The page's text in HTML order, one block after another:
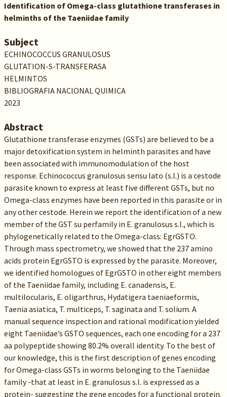
Identification of Omega-class glutathione transferases in
helminths of the Taeniidae family
Subject
ECHINOCOCCUS GRANULOSUS
GLUTATION-S-TRANSFERASA
HELMINTOS
BIBLIOGRAFIA NACIONAL QUIMICA
2023
Abstract
Glutathione transferase enzymes (GSTs) are believed to be a
major detoxification system in helminth parasites and have
been associated with immunomodulation of the host
response. Echinococcus granulosus sensu lato (s.l.) is a cestode
parasite known to express at least five different GSTs, but no
Omega-class enzymes have been reported in this parasite or in
any other cestode. Herein we report the identification of a new
member of the GST su perfamily in E. granulosus s.l., which is
phylogenetically related to the Omega-class: EgrGSTO.
Through mass spectrometry, we showed that the 237 amino
acids protein EgrGSTO is expressed by the parasite. Moreover,
we identified homologues of EgrGSTO in other eight members
of the Taeniidae family, including E. canadensis, E.
multilocularis, E. oligarthrus, Hydatigera taeniaeformis,
Taenia asiatica, T. multiceps, T. saginata and T. solium. A
manual sequence inspection and rational modification yielded
eight Taeniidae’s GSTO sequences, each one encoding for a 237
aa polypeptide showing 80.2% overall identity. To the best of
our knowledge, this is the first description of genes encoding
for Omega-class GSTs in worms belonging to the Taeniidae
family -that at least in E. granulosus s.l. is expressed as a
protein- suggesting the gene encodes for a functional protein.